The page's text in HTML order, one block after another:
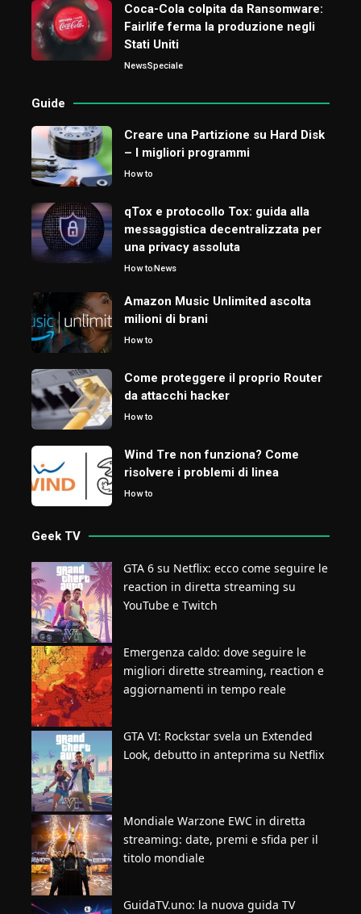
Coca-Cola colpita da Ransomware:
Fairlife ferma la produzione negli
Stati Uniti
NewsSpeciale
Guide
Creare una Partizione su Hard Disk
– I migliori programmi
How to
qTox e protocollo Tox: guida alla
messaggistica decentralizzata per
una privacy assoluta
How toNews
Amazon Music Unlimited ascolta
milioni di brani
How to
Come proteggere il proprio Router
da attacchi hacker
How to
Wind Tre non funziona? Come
risolvere i problemi di linea
How to
Geek TV
GTA 6 su Netflix: ecco come seguire le
reaction in diretta streaming su
YouTube e Twitch
Emergenza caldo: dove seguire le
migliori dirette streaming, reaction e
aggiornamenti in tempo reale
GTA VI: Rockstar svela un Extended
Look, debutto in anteprima su Netflix
Mondiale Warzone EWC in diretta
streaming: date, premi e sfida per il
titolo mondiale
GuidaTV.uno: la nuova guida TV